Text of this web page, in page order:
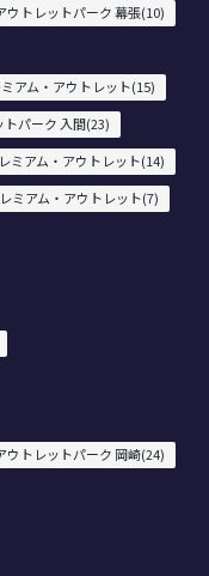
ウトレットパーク 幕張(10)
アム・アウトレット(15)
パーク 入間(23)
ミアム・アウトレット(14)
ミアム・アウトレット(7)
ウトレットパーク 岡崎(24)